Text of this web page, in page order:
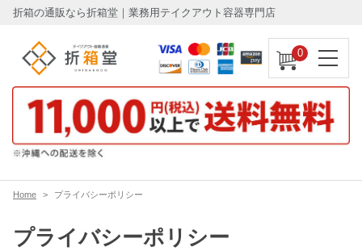
折箱の通販なら折箱堂｜業務用テイクアウト容器専門店
0
Home プライバシーポリシー
プライバシーポリシー